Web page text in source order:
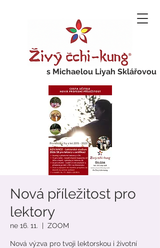
s Michaelou Liyah Sklářovou
Nová příležitost pro
lektory
ne 16. 11.
  |
ZOOM
Nová výzva pro tvoji lektorskou i životní